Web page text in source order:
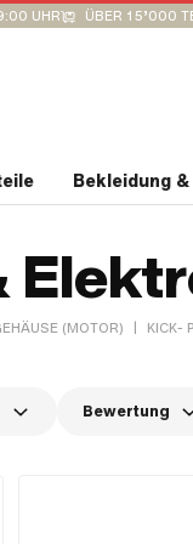
UHR ÜBER 15’000
Bekleidung
(MOTOR) | KICK-
Bewertung